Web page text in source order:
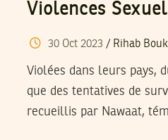
Violences
30 Oct 2023 / Rihab
Violées dans leurs pays,
que des tentatives de
recueillis par Nawaat,